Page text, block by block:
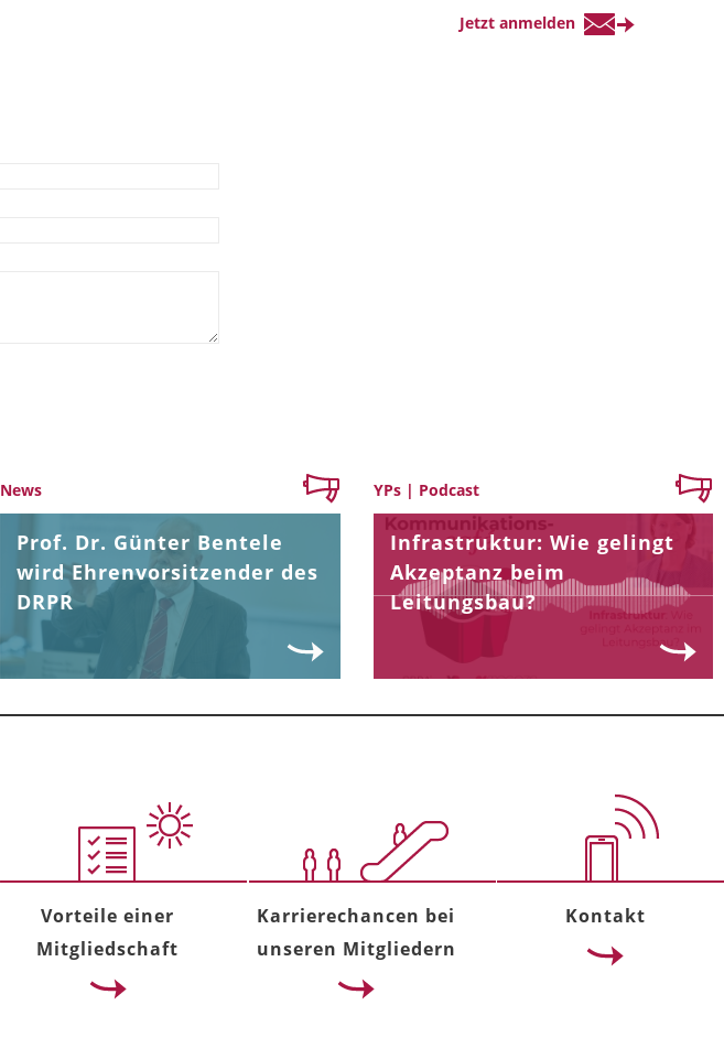
News
Prof. Dr. Günter Bentele
wird Ehrenvorsitzender des
DRPR
YPs | Podcast
Infrastruktur: Wie gelingt
Akzeptanz beim
Leitungsbau?
Vorteile einer
Mitgliedschaft
Karrierechancen bei
unseren Mitgliedern
Kontakt